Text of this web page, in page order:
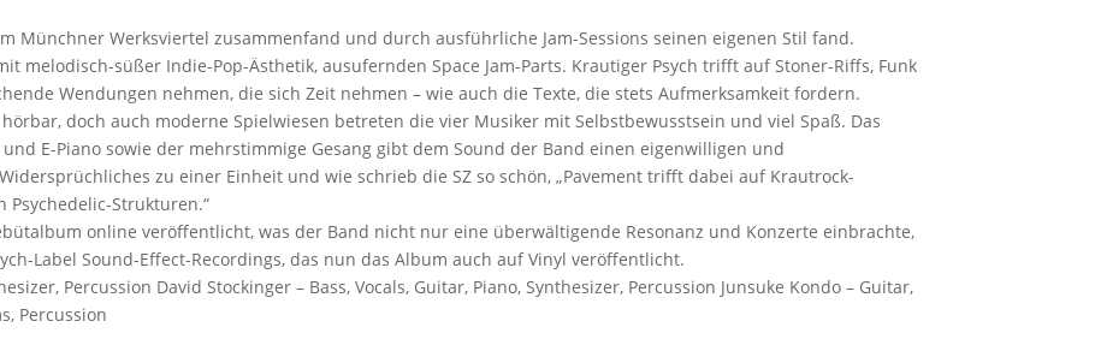
Münchner Werksviertel zusammenfand und durch ausführliche Jam-Sessions seinen eigenen Stil fand.
melodisch-süßer Indie-Pop-Ästhetik, ausufernden Space Jam-Parts. Krautiger Psych trifft auf Stoner-Riffs, Funk
Wendungen nehmen, die sich Zeit nehmen – wie auch die Texte, die stets Aufmerksamkeit fordern.
doch auch moderne Spielwiesen betreten die vier Musiker mit Selbstbewusstsein und viel Spaß. Das
E-Piano sowie der mehrstimmige Gesang gibt dem Sound der Band einen eigenwilligen und
zu einer Einheit und wie schrieb die SZ so schön, „Pavement trifft dabei auf Krautrock-
Strukturen.“
online veröffentlicht, was der Band nicht nur eine überwältigende Resonanz und Konzerte einbrachte,
Label Sound-Effect-Recordings, das nun das Album auch auf Vinyl veröffentlicht.
Percussion David Stockinger – Bass, Vocals, Guitar, Piano, Synthesizer, Percussion Junsuke Kondo – Guitar,
Percussion